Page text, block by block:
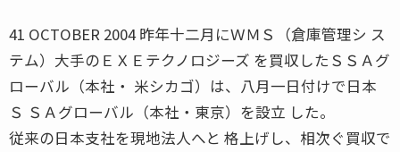
41 OCTOBER 2004 昨年十二月にＷＭＳ（倉庫管理シ ス
テム）大手のＥＸＥテクノロジーズ を買収したＳＳＡグ
ローバル（本社・ 米シカゴ）は、八月一日付けで日本
Ｓ ＳＡグローバル（本社・東京）を設立 した。
従来の日本支社を現地法人へと 格上げし、相次ぐ買収で